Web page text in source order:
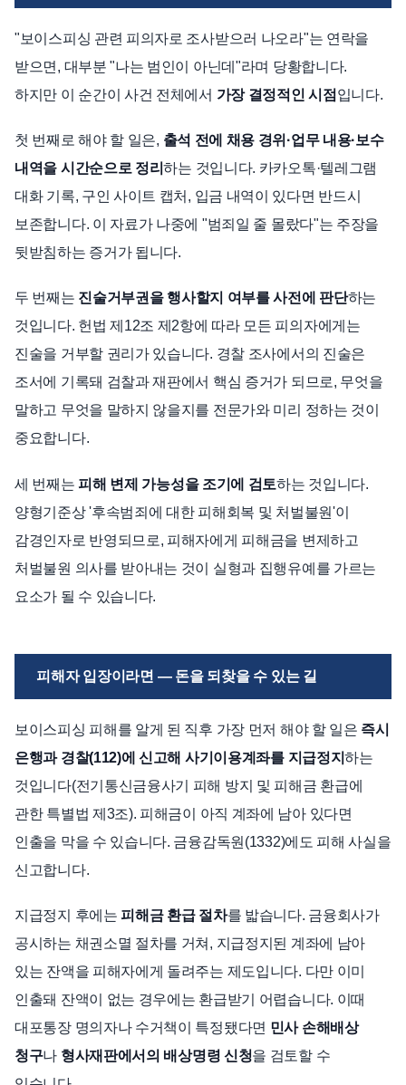
"보이스피싱 관련 피의자로 조사받으러 나오라"는 연락을
받으면, 대부분 "나는 범인이 아닌데"라며 당황합니다.
하지만 이 순간이 사건 전체에서 가장 결정적인 시점입니다.
첫 번째로 해야 할 일은, 출석 전에 채용 경위·업무 내용·보수
내역을 시간순으로 정리하는 것입니다. 카카오톡·텔레그램
대화 기록, 구인 사이트 캡처, 입금 내역이 있다면 반드시
보존합니다. 이 자료가 나중에 "범죄일 줄 몰랐다"는 주장을
뒷받침하는 증거가 됩니다.
두 번째는 진술거부권을 행사할지 여부를 사전에 판단하는
것입니다. 헌법 제12조 제2항에 따라 모든 피의자에게는
진술을 거부할 권리가 있습니다. 경찰 조사에서의 진술은
조서에 기록돼 검찰과 재판에서 핵심 증거가 되므로, 무엇을
말하고 무엇을 말하지 않을지를 전문가와 미리 정하는 것이
중요합니다.
세 번째는피해 변제 가능성을 조기에 검토하는 것입니다.
양형기준상 '후속범죄에 대한 피해회복 및 처벌불원'이
감경인자로 반영되므로, 피해자에게 피해금을 변제하고
처벌불원 의사를 받아내는 것이 실형과 집행유예를 가르는
요소가 될 수 있습니다.
피해자 입장이라면 — 돈을 되찾을 수 있는 길
보이스피싱 피해를 알게 된 직후 가장 먼저 해야 할 일은 즉시
은행과 경찰(112)에 신고해 사기이용계좌를 지급정지하는
것입니다(전기통신금융사기 피해 방지 및 피해금 환급에
관한 특별법 제3조). 피해금이 아직 계좌에 남아 있다면
인출을 막을 수 있습니다. 금융감독원(1332)에도 피해 사실을
신고합니다.
지급정지 후에는피해금 환급 절차를 밟습니다. 금융회사가
공시하는 채권소멸 절차를 거쳐, 지급정지된 계좌에 남아
있는 잔액을 피해자에게 돌려주는 제도입니다. 다만 이미
인출돼 잔액이 없는 경우에는 환급받기 어렵습니다. 이때
대포통장 명의자나 수거책이 특정됐다면 민사 손해배상
청구나 형사재판에서의 배상명령 신청을 검토할 수